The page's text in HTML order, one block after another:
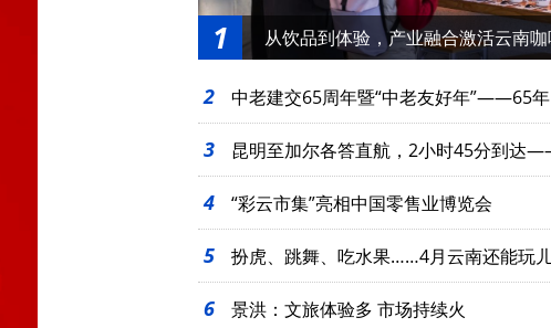
从饮品到体验，产业融合激活云南
1
2 中老建交65周年暨“中老友好年”——65
起
3 昆明至加尔各答直航，2小时45分到达
么近
4 “彩云市集”亮相中国零售业博览会
5 扮虎、跳舞、吃水果……4月云南还能玩
6 景洪：文旅体验多 市场持续火